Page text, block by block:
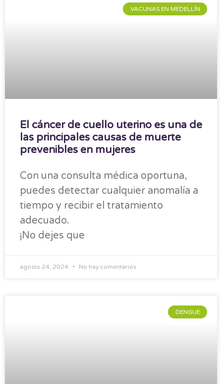
VACUNAS EN MEDELLÍN
El cáncer de cuello uterino es una de
las principales causas de muerte
prevenibles en mujeres
Con una consulta médica oportuna,
puedes detectar cualquier anomalía a
tiempo y recibir el tratamiento
adecuado.
¡No dejes que
agosto 24, 2024 No hay comentarios
DENGUE